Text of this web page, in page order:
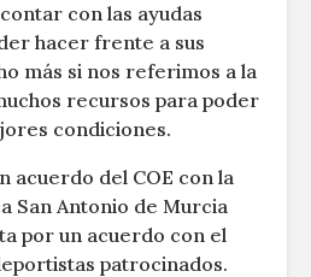
con las ayudas
hacer frente a sus
más si nos referimos a la
recursos para poder
condiciones.
acuerdo del COE con la
San Antonio de Murcia
por un acuerdo con el
patrocinados.